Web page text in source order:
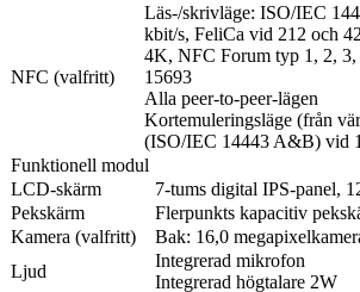
NFC (valfritt)
Läs-/skrivläge: ISO/IEC
kbit/s, FeliCa vid 212 och
4K, NFC Forum typ 1, 2, 3,
15693
Alla peer-to-peer-lägen
Kortemuleringsläge (från
(ISO/IEC 14443 A&B) vid
Funktionell modul
LCD-skärm
7-tums digital IPS-panel,
Pekskärm
Flerpunkts kapacitiv
Kamera (valfritt)
Bak: 16,0
Ljud
Integrerad mikrofon
Integrerad högtalare 2W